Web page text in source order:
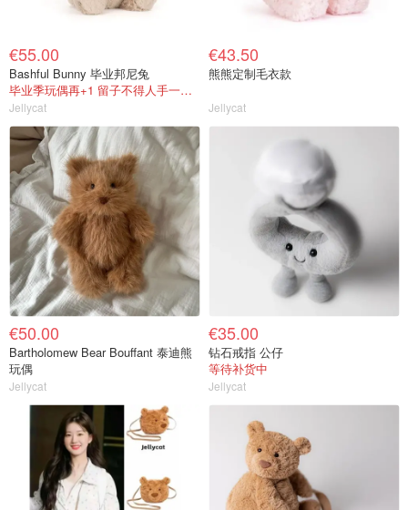
€55.00
Bashful Bunny 毕业邦尼兔
毕业季玩偶再+1 留子不得人手一个？
Jellycat
€43.50
熊熊定制毛衣款
Jellycat
€50.00
Bartholomew Bear Bouffant 泰迪熊
玩偶
Jellycat
€35.00
钻石戒指 公仔
等待补货中
Jellycat